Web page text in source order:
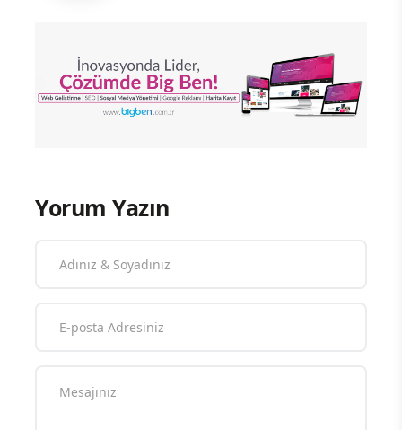
Yorum Yazın